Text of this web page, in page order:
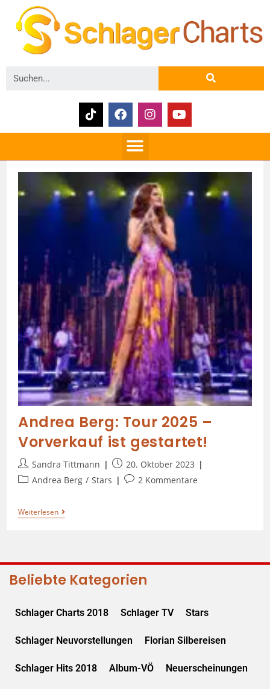
Andrea Berg: Tour 2025 –
Vorverkauf ist gestartet!
Sandra Tittmann
20. Oktober 2023
Andrea Berg / Stars 2 Kommentare
Weiterlesen
Beliebte Kategorien
Schlager Charts 2018 Schlager TV Stars
Schlager Neuvorstellungen Florian Silbereisen
Schlager Hits 2018 Album-VÖ Neuerscheinungen